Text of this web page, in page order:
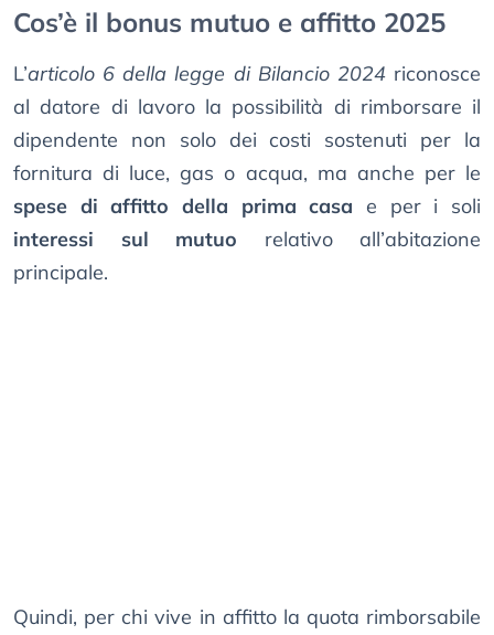
Cos’è il bonus mutuo e affitto 2025
L’articolo 6 della legge di Bilancio 2024riconosce
al datore di lavoro la possibilità di rimborsare il
dipendente non solo dei costi sostenuti per la
fornitura di luce, gas o acqua, ma anche per le
spese di affitto della prima casa e per i soli
interessi sul mutuo relativo all’abitazione
principale.
Quindi, per chi vive in affitto la quota rimborsabile